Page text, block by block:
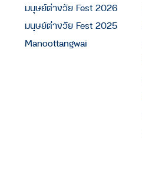
มนุษย์ต่างวัย Fest 2026
มนุษย์ต่างวัย Fest 2025
Manoottangwai